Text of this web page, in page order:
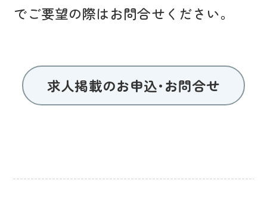
でご要望の際はお問合せください。
求人掲載のお申込･お問合せ